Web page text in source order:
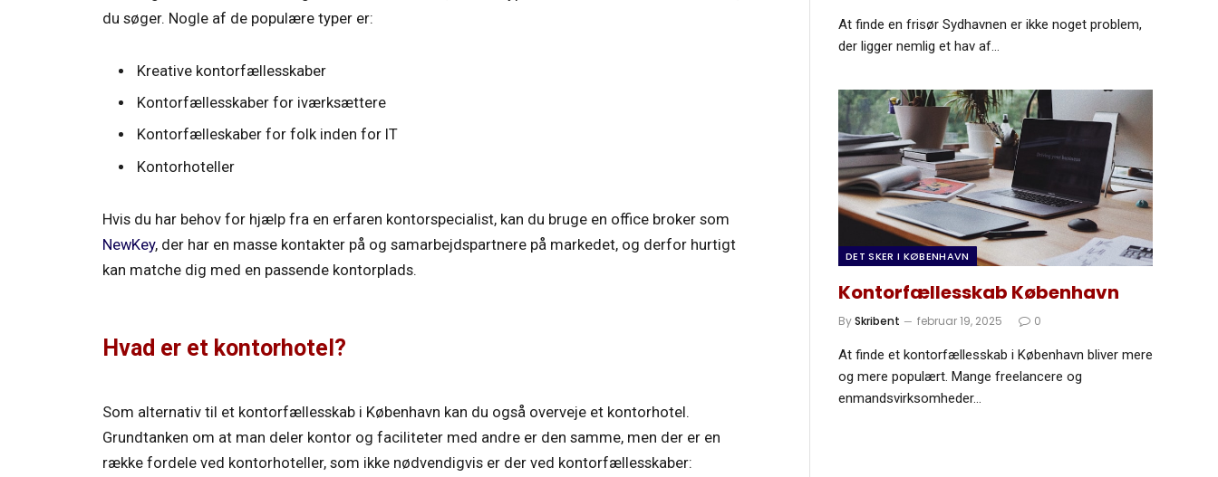
du søger. Nogle af de populære typer er:
Kreative kontorfællesskaber
Kontorfællesskaber for iværksættere
Kontorfælleskaber for folk inden for IT
Kontorhoteller
Hvis du har behov for hjælp fra en erfaren kontorspecialist, kan du bruge en office broker som
NewKey, der har en masse kontakter på og samarbejdspartnere på markedet, og derfor hurtigt
kan matche dig med en passende kontorplads.
Hvad er et kontorhotel?
Som alternativ til et kontorfællesskab i København kan du også overveje et kontorhotel.
Grundtanken om at man deler kontor og faciliteter med andre er den samme, men der er en
række fordele ved kontorhoteller, som ikke nødvendigvis er der ved kontorfællesskaber:
At finde en frisør Sydhavnen er ikke noget problem,
der ligger nemlig et hav af…
DET SKER I KØBENHAVN
Kontorfællesskab København
BySkribent februar 19, 2025 0
At finde et kontorfællesskab i København bliver mere
og mere populært. Mange freelancere og
enmandsvirksomheder…